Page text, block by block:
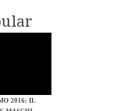
2016: IL